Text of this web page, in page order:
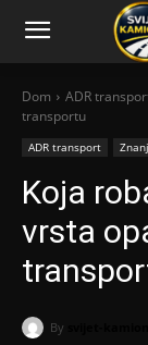
Dom ADR
transportu
ADR transport
Koja
vrsta
By